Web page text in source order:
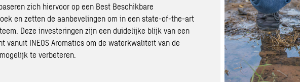
zich hiervoor op een Best Beschikbare
en zetten de aanbevelingen om in een state-of-the-art
Deze investeringen zijn een duidelijke blijk van een
vanuit INEOS Aromatics om de waterkwaliteit van de
te verbeteren.